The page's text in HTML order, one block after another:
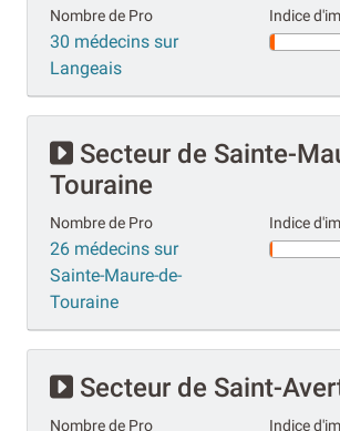
Nombre de Pro
30 médecins sur
Langeais
Indice
Secteur de Sainte-
Touraine
Nombre de Pro
26 médecins sur
Sainte-Maure-de-
Touraine
Indice
Secteur de Saint-
Nombre de Pro Indice